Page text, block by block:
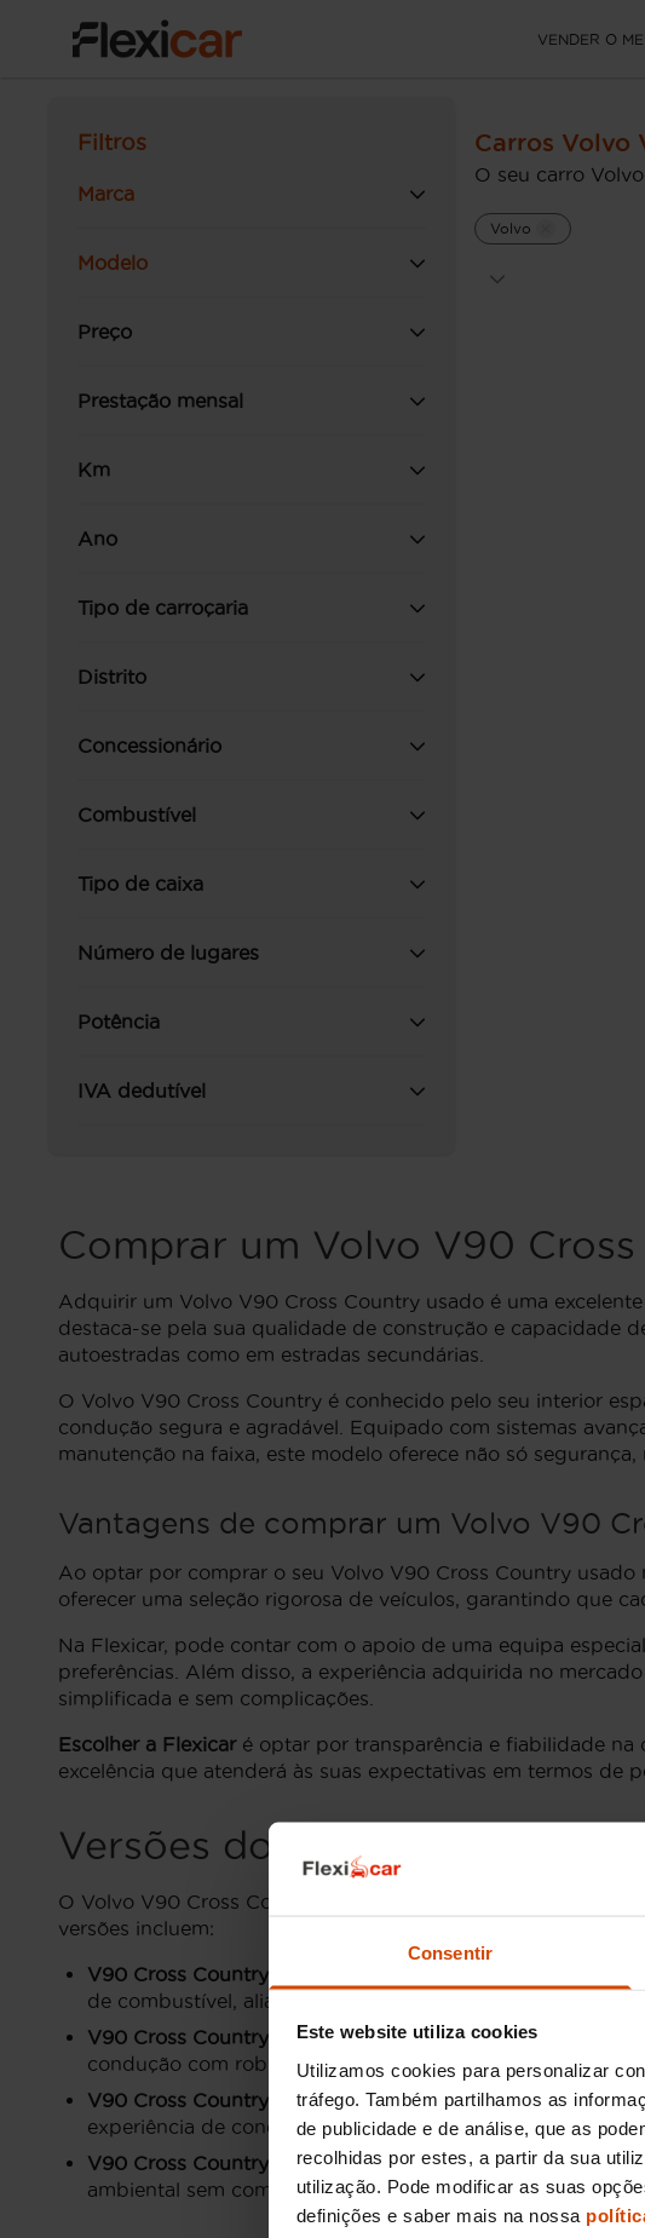
Consentir
Este website utiliza cookies
Utilizamos cookies para personalizar
tráfego. Também partilhamos as
de publicidade e de análise, que as
recolhidas por estes, a partir da sua
utilização. Pode modificar as suas
definições e saber mais na nossa
VENDER O
Filtros
Marca
Modelo
Preço
Prestação mensal
Km
Ano
Tipo de carroçaria
Distrito
Concessionário
Combustível
Tipo de caixa
Número de lugares
Potência
IVA dedutível
Carros Volvo
O seu carro
Volvo
Comprar um Volvo V90
Adquirir um Volvo V90 Cross Country usado é uma
destaca-se pela sua qualidade de construção e capacidade
autoestradas como em estradas secundárias.
O Volvo V90 Cross Country é conhecido pelo seu interior
condução segura e agradável. Equipado com sistemas
manutenção na faixa, este modelo oferece não só
Vantagens de comprar um Volvo V90
Ao optar por comprar o seu Volvo V90 Cross Country
oferecer uma seleção rigorosa de veículos, garantindo que
Na Flexicar, pode contar com o apoio de uma equipa
preferências. Além disso, a experiência adquirida no
simplificada e sem complicações.
Escolher a Flexicaré optar por transparência e fiabilidade na
excelência que atenderá às suas expectativas em termos de
Versões do Volvo V90 Cross
O Volvo V90 Cross Country é um modelo versátil que
versões incluem:
V90 Cross Country D4 AWD
: Esta versão é equipada
de combustível, aliada a um sistema de tração integral
V90 Cross Country T5 AWD: Com um motor a gasolina
condução com robustez.
V90 Cross Country T6 AWD: Esta versão inclui um motor
experiência de condução mais dinâmica.
V90 Cross Country T8 Twin Engine AWD: A versão
ambiental sem comprometer o estilo ou a potência.